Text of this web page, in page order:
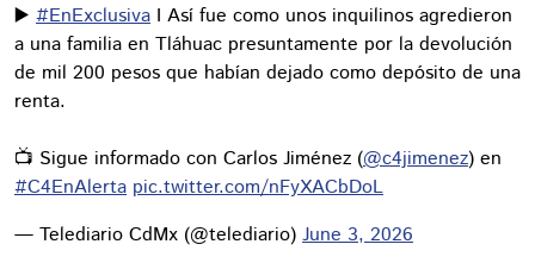
▶️ #EnExclusiva I Así fue como unos inquilinos agredieron
a una familia en Tláhuac presuntamente por la devolución
de mil 200 pesos que habían dejado como depósito de una
renta.
📺 Sigue informado con Carlos Jiménez (@c4jimenez) en
#C4EnAlerta pic.twitter.com/nFyXACbDoL
— Telediario CdMx (@telediario) June 3, 2026